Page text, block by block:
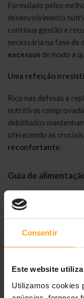
Consentir
Este website
Utilizamos cookies
Formulado pelos
desenvolvimento
contínua gestão e
necessária na fase de
excessos de modo a
Uma refeição
Rico nas defesas e
nutritivas
debilitados
oferecendo as cruciais
reconfortante.
Guia de
Peso do gato
2 kg
4 kg